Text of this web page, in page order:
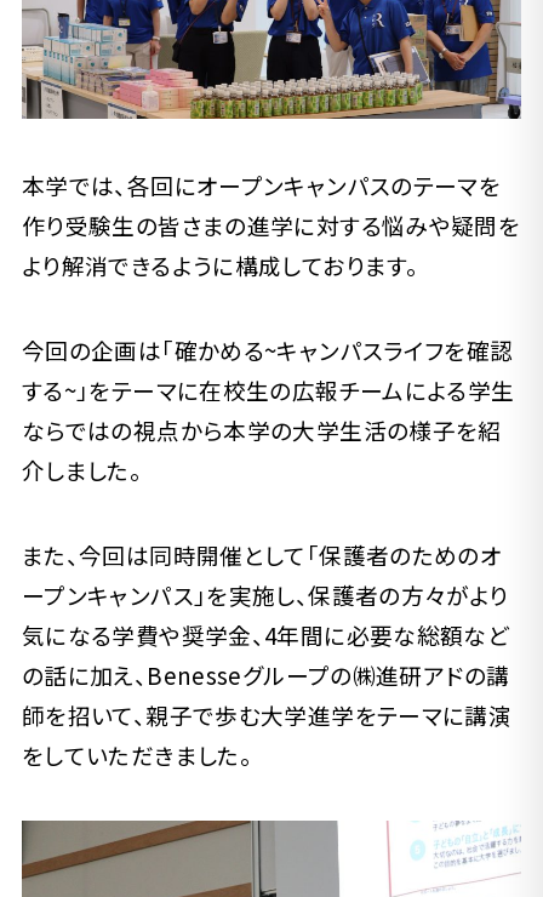
本学では、各回にオープンキャンパスのテーマを
作り受験生の皆さまの進学に対する悩みや疑問を
より解消できるように構成しております。
今回の企画は「確かめる~キャンパスライフを確認
する~」をテーマに在校生の広報チームによる学生
ならではの視点から本学の大学生活の様子を紹
介しました。
また、今回は同時開催として「保護者のためのオ
ープンキャンパス」を実施し、保護者の方々がより
気になる学費や奨学金、4年間に必要な総額など
の話に加え、Benesseグループの㈱進研アドの講
師を招いて、親子で歩む大学進学をテーマに講演
をしていただきました。